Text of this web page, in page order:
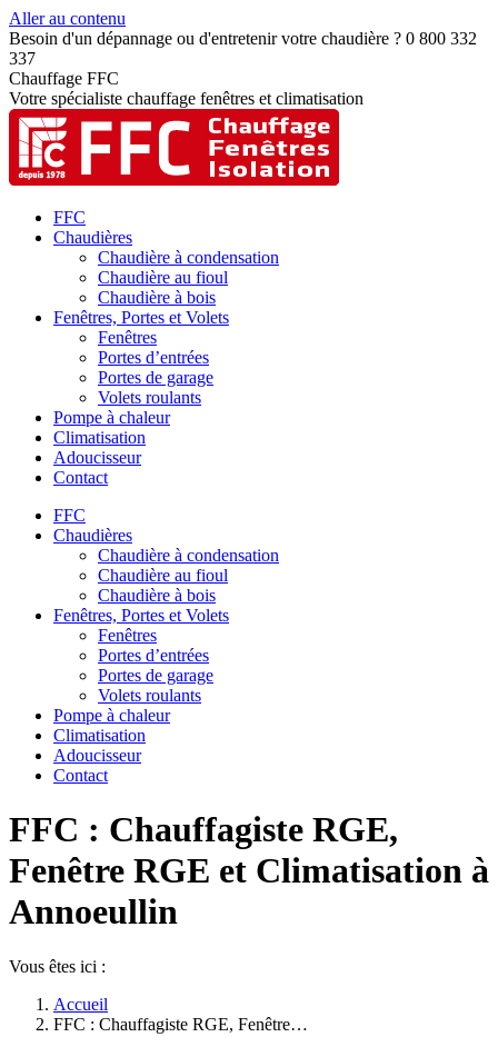
Aller au contenu
Besoin d'un dépannage ou d'entretenir votre chaudière ? 0 800 332
337
Chauffage FFC
Votre spécialiste chauffage fenêtres et climatisation
FFC
Chaudières
Chaudière à condensation
Chaudière au fioul
Chaudière à bois
Fenêtres, Portes et Volets
Fenêtres
Portes d’entrées
Portes de garage
Volets roulants
Pompe à chaleur
Climatisation
Adoucisseur
Contact
FFC
Chaudières
Chaudière à condensation
Chaudière au fioul
Chaudière à bois
Fenêtres, Portes et Volets
Fenêtres
Portes d’entrées
Portes de garage
Volets roulants
Pompe à chaleur
Climatisation
Adoucisseur
Contact
FFC : Chauffagiste RGE,
Fenêtre RGE et Climatisation à
Annoeullin
Vous êtes ici :
Accueil
FFC : Chauffagiste RGE, Fenêtre…